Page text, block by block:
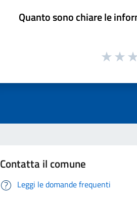
Quanto sono chiare le
Contatta il comune
Leggi le domande frequenti